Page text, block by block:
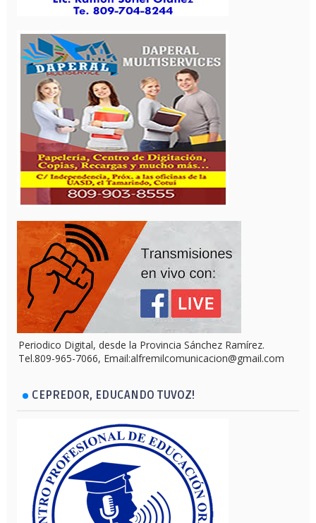
Periodico Digital, desde la Provincia Sánchez Ramírez.
Tel.809-965-7066, Email:alfremilcomunicacion@gmail.com
CEPREDOR, EDUCANDO TUVOZ!